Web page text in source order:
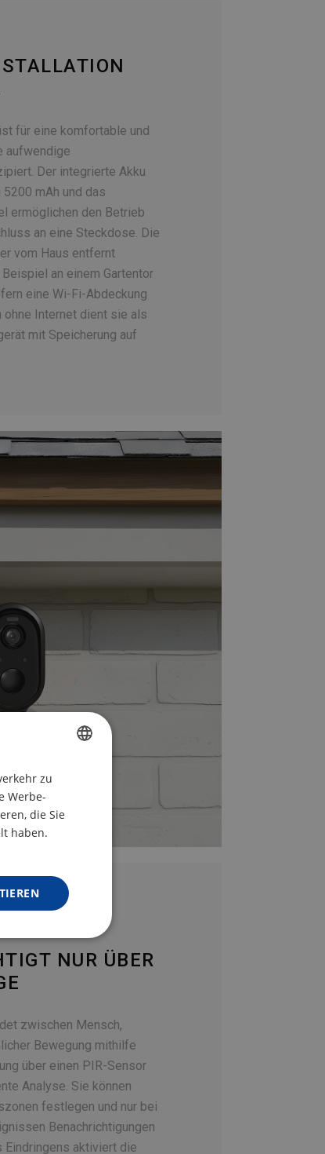
für eine komfortable und
aufwendige
Der integrierte Akku
mAh und das
ermöglichen den Betrieb
an eine Steckdose. Die
vom Haus entfernt
an einem Gartentor
eine Wi-Fi-Abdeckung
ohne Internet dient sie als
mit Speicherung auf
NUR ÜBER
zwischen Mensch,
Bewegung mithilfe
über einen PIR-Sensor
Analyse. Sie können
festlegen und nur bei
Benachrichtigungen
Eindringens aktiviert die
CZECH
POLISH
zu
Werbe-
die Sie
haben.